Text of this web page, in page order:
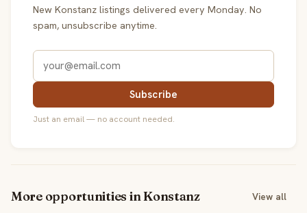
New Konstanz listings delivered every Monday. No
spam, unsubscribe anytime.
Subscribe
Just an email — no account needed.
More opportunities in Konstanz View all